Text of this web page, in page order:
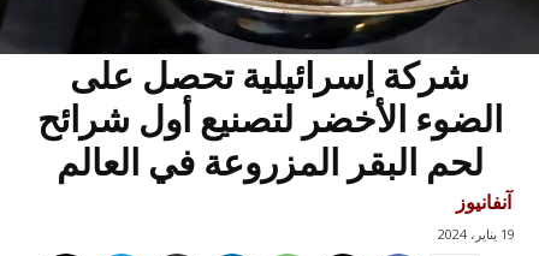
شركة إسرائيلية تحصل على
الضوء الأخضر لتصنيع أول شرائح
لحم البقر المزروعة في العالم
آنفانيوز
19 يناير، 2024